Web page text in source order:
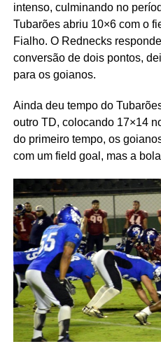
intenso, culminando no
Tubarões abriu 10×6 com o
Fialho. O Rednecks
conversão de dois pontos,
para os goianos.
Ainda deu tempo do
outro TD, colocando 17×14
do primeiro tempo, os
com um field goal, mas a